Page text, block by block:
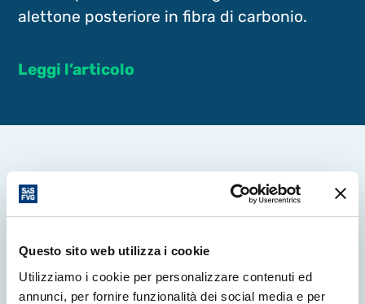
Questo sito web utilizza i cookie
Utilizziamo i cookie per personalizzare contenuti ed
annunci, per fornire funzionalità dei social media e per
alettone posteriore in fibra di carbonio.
Leggi l’articolo
Altre News